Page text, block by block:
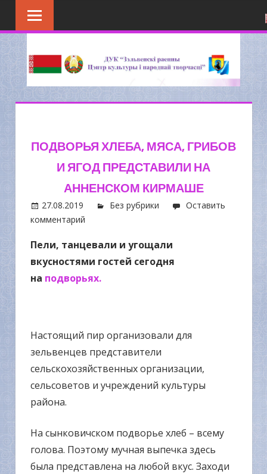
Перейти
ПОДВОРЬЯ ХЛЕБА, МЯСА, ГРИБОВ
И ЯГОД ПРЕДСТАВИЛИ НА
АННЕНСКОМ КИРМАШЕ
27.08.2019 Без рубрики
Оставить
комментарий
Пели, танцевали и угощали
вкусностями гостей сегодня
на подворьях.
Настоящий пир организовали для
зельвенцев представители
сельскохозяйственных организации,
сельсоветов и учреждений культуры
района.
На сынковичском подворье хлеб – всему
голова. Поэтому мучная выпечка здесь
была представлена на любой вкус. Заходи